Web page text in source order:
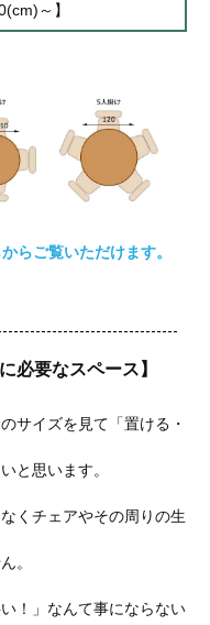
～】
らご覧いただけます。
必要なスペース】
サイズを見て「置ける・
と思います。
くチェアやその周りの生
。
！」なんて事にならない